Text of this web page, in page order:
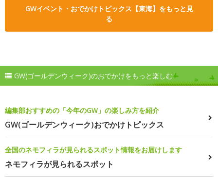
GWイベント・おでかけトピックス【東海】をもっと見
る
GW(ゴールデンウィーク)のおでかけをもっと楽しむ
編集部おすすめの「今年のGW」の楽しみ方を紹介
GW(ゴールデンウィーク)おでかけトピックス
全国のネモフィラが見られるスポット情報をお届けします
ネモフィラが見られるスポット